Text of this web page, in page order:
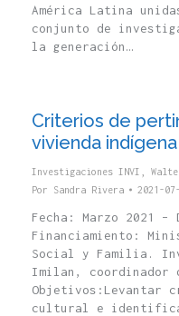
América Latina
conjunto de
la generación…
Criterios de
vivienda indígena
Investigaciones INVI
Por Sandra Rivera 2021-
Fecha: Marzo 2021 –
Financiamiento:
Social y Familia.
Imilan, coordinador
Objetivos:Levantar
cultural e